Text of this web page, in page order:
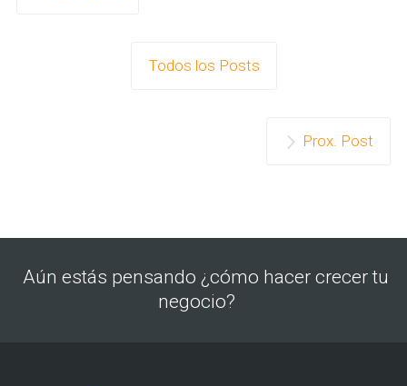
Todos los Posts
Prox. Post
Aún estás pensando ¿cómo hacer crecer tu
negocio?